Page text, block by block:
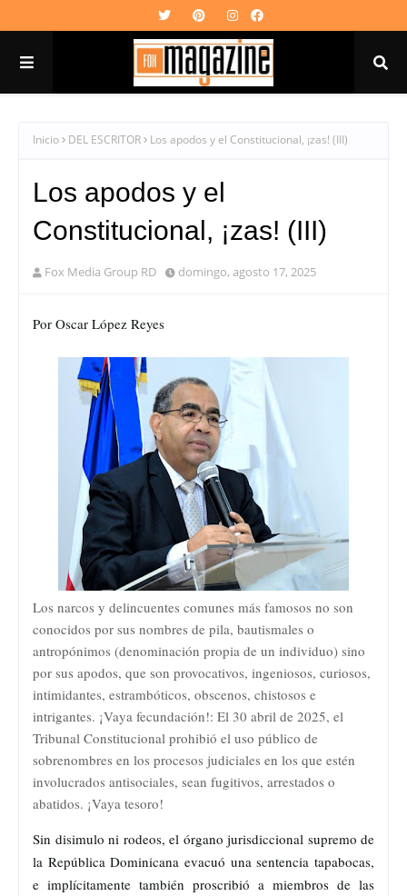
Inicio DEL ESCRITOR Los apodos y el Constitucional, ¡zas! (III)
Los apodos y el
Constitucional, ¡zas! (III)
Fox Media Group RD domingo, agosto 17, 2025
Por Oscar López Reyes
Los narcos y delincuentes comunes más famosos no son
conocidos por sus nombres de pila, bautismales o
antropónimos (denominación propia de un individuo) sino
por sus apodos, que son provocativos, ingeniosos, curiosos,
intimidantes, estrambóticos, obscenos, chistosos e
intrigantes. ¡Vaya fecundación!: El 30 abril de 2025, el
Tribunal Constitucional prohibió el uso público de
sobrenombres en los procesos judiciales en los que estén
involucrados antisociales, sean fugitivos, arrestados o
abatidos. ¡Vaya tesoro!
Sin disimulo ni rodeos, el órgano jurisdiccional supremo de
la República Dominicana evacuó una sentencia tapabocas,
e implícitamente también proscribió a miembros de las